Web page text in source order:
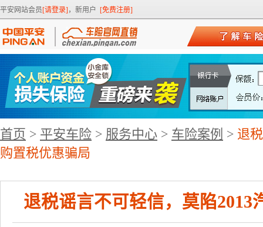
平安网站会员[请登录] ，新用户 [免费注册]
首页 > 平安车险 > 服务中心 > 车险案例 > 退
购置税优惠骗局
退税谣言不可轻信，莫陷2013